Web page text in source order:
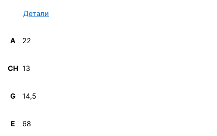
Детали
A 22
CH 13
G 14,5
E 68